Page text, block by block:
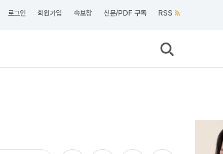
로그인 회원가입 속보창 신문/PDF 구독 RSS